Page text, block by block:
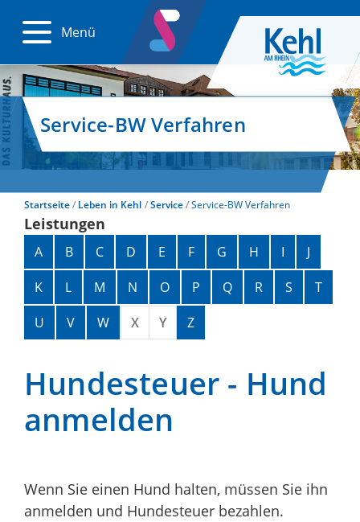
Menü
Service-BW Verfahren
Startseite Leben in Kehl Service Service-BW Verfahren
Leistungen
Alphabetisches Register überspringen
A B C D E F G H I
J
K
L M N O P Q R S
T
U
V W X Y Z
Hundesteuer - Hund
anmelden
Wenn Sie einen Hund halten, müssen Sie ihn
anmelden und Hundesteuer bezahlen.